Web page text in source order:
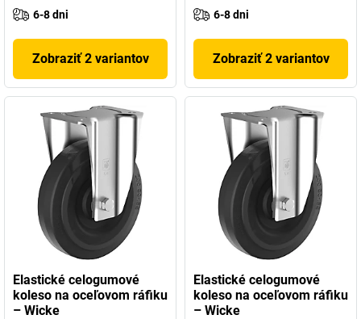
6-8 dni
Zobraziť 2 variantov
6-8 dni
Zobraziť 2 variantov
Elastické celogumové
koleso na oceľovom ráfiku
– Wicke
Elastické celogumové
koleso na oceľovom ráfiku
– Wicke